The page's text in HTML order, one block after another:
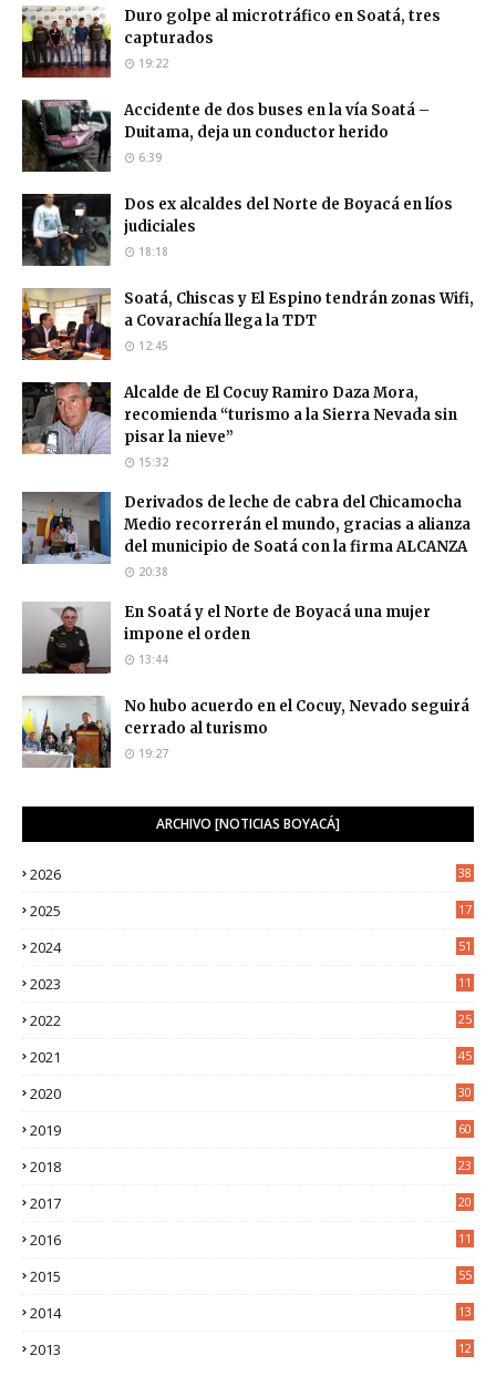
Duro golpe al microtráfico en Soatá, tres
capturados
19:22
Accidente de dos buses en la vía Soatá –
Duitama, deja un conductor herido
6:39
Dos ex alcaldes del Norte de Boyacá en líos
judiciales
18:18
Soatá, Chiscas y El Espino tendrán zonas Wifi,
a Covarachía llega la TDT
12:45
Alcalde de El Cocuy Ramiro Daza Mora,
recomienda “turismo a la Sierra Nevada sin
pisar la nieve”
15:32
Derivados de leche de cabra del Chicamocha
Medio recorrerán el mundo, gracias a alianza
del municipio de Soatá con la firma ALCANZA
20:38
En Soatá y el Norte de Boyacá una mujer
impone el orden
13:44
No hubo acuerdo en el Cocuy, Nevado seguirá
cerrado al turismo
19:27
ARCHIVO [NOTICIAS BOYACÁ]
2026 38
2025
17
2024 51
2023
11
2022
25
2021
45
2020
30
2019 60
2018
23
2017
20
2016
11
2015 55
2014
13
2013
12